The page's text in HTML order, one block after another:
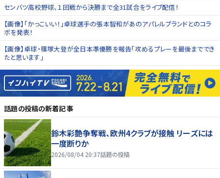
センバツ高校野球、１回戦から決勝まで全31試合をライブ配信！
【画像】「かっこいい！」卓球選手の張本智和があのアパレルブランドとのコラ
ボを発表！
【画像】卓球・篠塚大登が全日本準優勝を報告「攻めるプレーを最後まででき
たと思います」
話題の投稿の新着記事
鈴木彩艶争奪戦、欧州4クラブが接触 リーズには
一度断りか
2026/08/04 20:37話題の投稿